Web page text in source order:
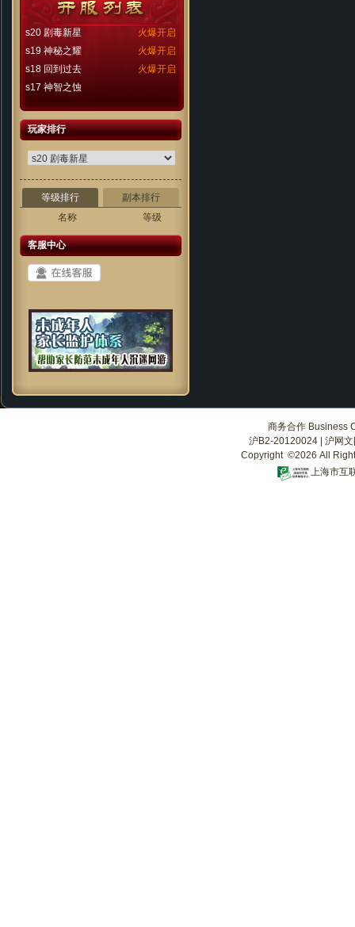
火爆开启
s20 剧毒新星
火爆开启
s19 神秘之耀
火爆开启
s18 回到过去
s17 神智之蚀
玩家排行
等级排行
副本排行
名称
等级
客服中心
商务合作 Business
沪B2-20120024
沪网
Copyright ©2026 All
上海市互